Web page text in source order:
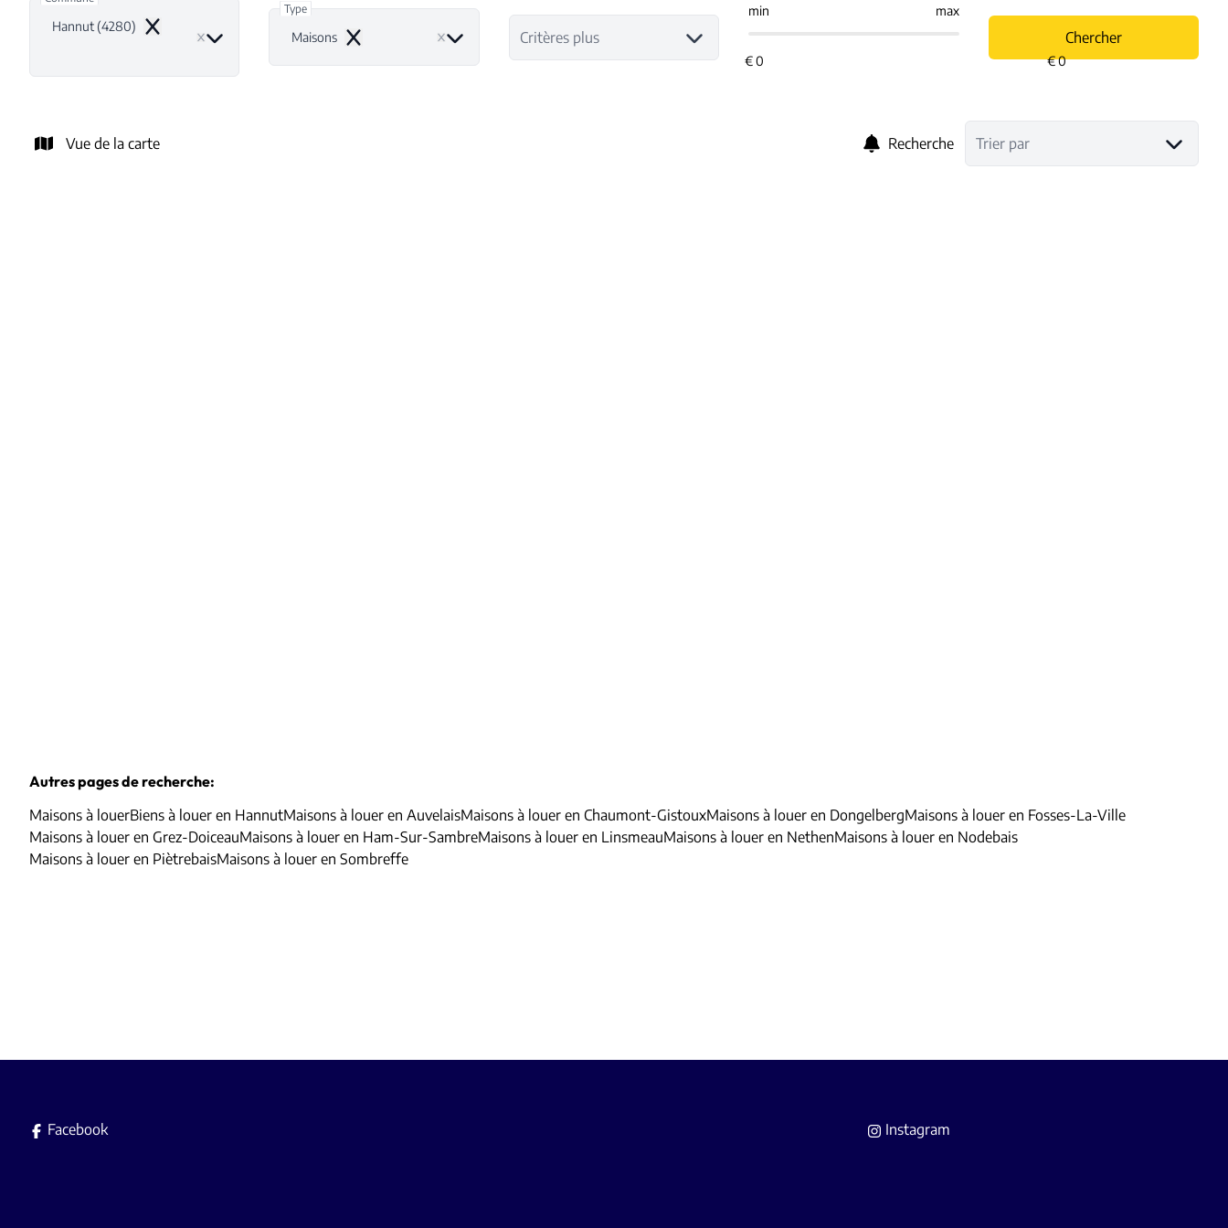
Hannut (4280)
Remove
Type
Maisons
Remove Critères plus
min max
Chercher
Vue de la carte Recherche Trier par
Autres pages de recherche:
Maisons à louerBiens à louer en HannutMaisons à louer en AuvelaisMaisons à louer en Chaumont-GistouxMaisons à louer en DongelbergMaisons à louer en Fosses-La-Ville
Maisons à louer en Grez-DoiceauMaisons à louer en Ham-Sur-SambreMaisons à louer en LinsmeauMaisons à louer en NethenMaisons à louer en Nodebais
Maisons à louer en PiètrebaisMaisons à louer en Sombreffe
Facebook Instagram